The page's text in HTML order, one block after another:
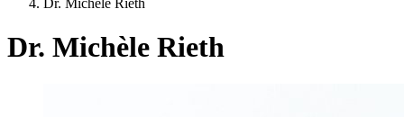
Dr. Michèle Rieth